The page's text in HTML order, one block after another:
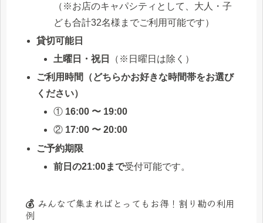
（※お店のキャパシティとして、大人・子
ども合計32名様までご利用可能です）
貸切可能日
土曜日・祝日
（※日曜日は除く）
ご利用時間（どちらかお好きな時間帯をお選び
ください）
① 16:00 〜 19:00
② 17:00 〜 20:00
ご予約期限
前日の21:00まで受付可能です。
💰 みんなで集まればとってもお得！割り勘の利用
例